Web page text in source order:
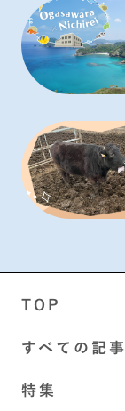
TOP
すべての記事
特集